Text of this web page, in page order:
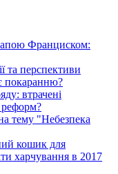
Папою Франциском:
та перспективи
покаранню?
втрачені
реформ?
тему "Небезпека
кошик для
харчування в 2017